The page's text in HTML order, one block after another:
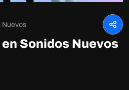
Nuevos
Sonidos Nuevos